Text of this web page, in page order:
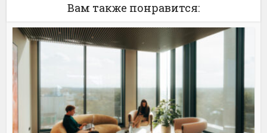
Вам также понравится: